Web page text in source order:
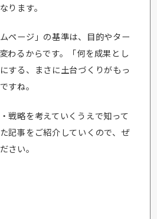
ります。
ページ」の基準は、目的やター
わるからです。「何を成果とし
する、まさに土台づくりがもっ
すね。
戦略を考えていくうえで知って
記事をご紹介していくので、ぜ
さい。